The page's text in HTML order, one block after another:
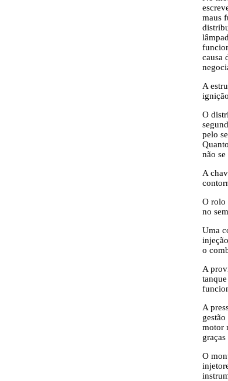
maus
causa
A
O
pelo
não
A
O rolo
no
Uma
o
A
A
motor
O